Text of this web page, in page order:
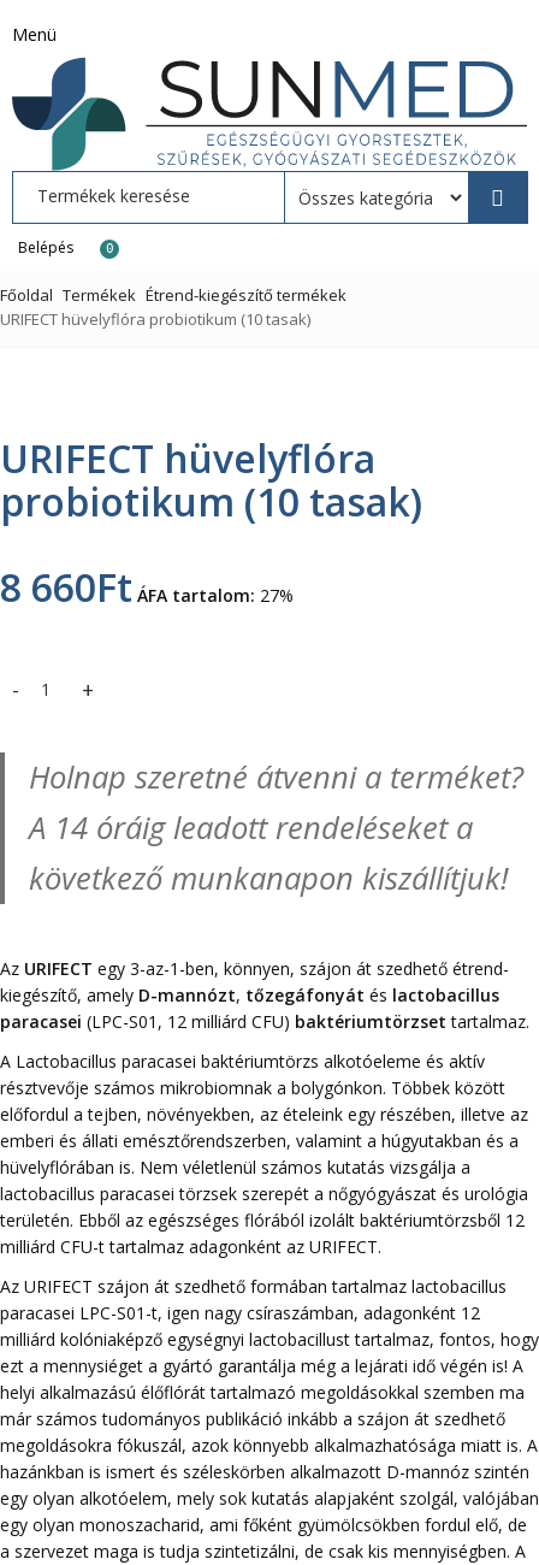
Menü
Belépés 0
Főoldal Termékek Étrend-kiegészítő termékek
URIFECT hüvelyflóra probiotikum (10 tasak)
URIFECT hüvelyflóra
probiotikum (10 tasak)
8 660Ft ÁFA tartalom: 27%
URIFECT hüvelyflóra probiotikum (10 tasak) mennyiség
Holnap szeretné átvenni a terméket?
A 14 óráig leadott rendeléseket a
következő munkanapon kiszállítjuk!
Az URIFECT egy 3-az-1-ben, könnyen, szájon át szedhető étrend-
kiegészítő, amely D-mannózt, tőzegáfonyát és lactobacillus
paracasei (LPC-S01, 12 milliárd CFU) baktériumtörzset tartalmaz.
A Lactobacillus paracasei baktériumtörzs alkotóeleme és aktív
résztvevője számos mikrobiomnak a bolygónkon. Többek között
előfordul a tejben, növényekben, az ételeink egy részében, illetve az
emberi és állati emésztőrendszerben, valamint a húgyutakban és a
hüvelyflórában is. Nem véletlenül számos kutatás vizsgálja a
lactobacillus paracasei törzsek szerepét a nőgyógyászat és urológia
területén. Ebből az egészséges flórából izolált baktériumtörzsből 12
milliárd CFU-t tartalmaz adagonként az URIFECT.
Az URIFECT szájon át szedhető formában tartalmaz lactobacillus
paracasei LPC-S01-t, igen nagy csíraszámban, adagonként 12
milliárd kolóniaképző egységnyi lactobacillust tartalmaz, fontos, hogy
ezt a mennysiéget a gyártó garantálja még a lejárati idő végén is! A
helyi alkalmazású élőflórát tartalmazó megoldásokkal szemben ma
már számos tudományos publikáció inkább a szájon át szedhető
megoldásokra fókuszál, azok könnyebb alkalmazhatósága miatt is. A
hazánkban is ismert és széleskörben alkalmazott D-mannóz szintén
egy olyan alkotóelem, mely sok kutatás alapjaként szolgál, valójában
egy olyan monoszacharid, ami főként gyümölcsökben fordul elő, de
a szervezet maga is tudja szintetizálni, de csak kis mennyiségben. A